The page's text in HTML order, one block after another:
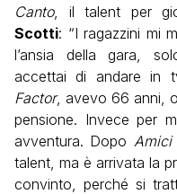
Canto, il talent per
Scotti: “I ragazzini mi
l’ansia della gara,
accettai di andare in
Factor, avevo 66 anni,
pensione. Invece per
avventura. Dopo Amici
talent, ma è arrivata la
convinto, perché si